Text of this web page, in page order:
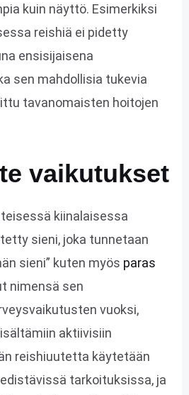
kuin näyttö. Esimerkiksi
reishiä ei pidetty
ensisijaisena
sen mahdollisia tukevia
tavanomaisten hoitojen
vaikutukset
kiinalaisessa
sieni, joka tunnetaan
sieni” kuten myös paras
nimensä sen
vuoksi,
aktiivisiin
reishiuutetta käytetään
tarkoituksissa, ja